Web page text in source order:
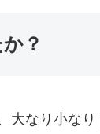
？
なり小なり